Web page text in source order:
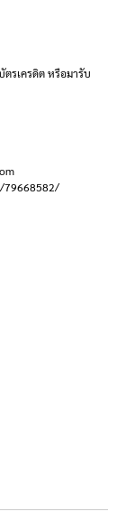
รเครดิต หรือมารับ
79668582/